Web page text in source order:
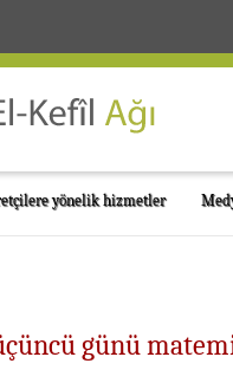
yönelik hizmetler
günü